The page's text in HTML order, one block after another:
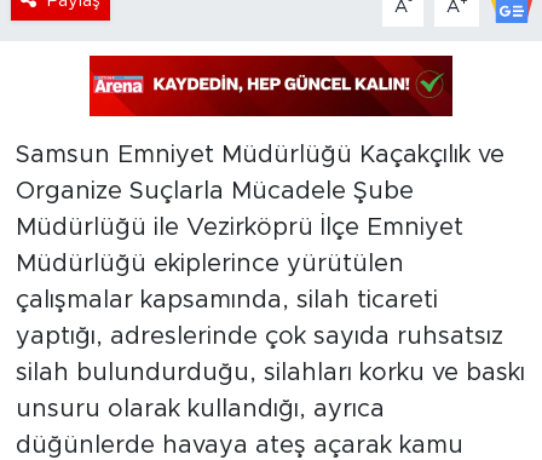
A A
Samsun Emniyet Müdürlüğü Kaçakçılık ve
Organize Suçlarla Mücadele Şube
Müdürlüğü ile Vezirköprü İlçe Emniyet
Müdürlüğü ekiplerince yürütülen
çalışmalar kapsamında, silah ticareti
yaptığı, adreslerinde çok sayıda ruhsatsız
silah bulundurduğu, silahları korku ve baskı
unsuru olarak kullandığı, ayrıca
düğünlerde havaya ateş açarak kamu